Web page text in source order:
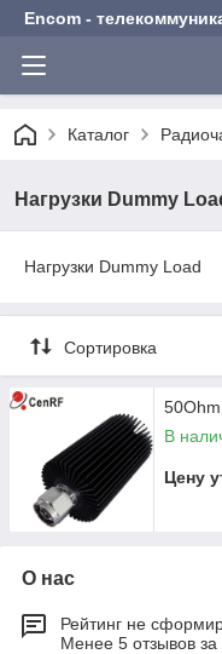
Encom -
Каталог
Нагрузки Dummy
Нагрузки Dummy Load
Сортировка
В
Цену
О нас
Рейтинг не
Менее 5 отзывов за